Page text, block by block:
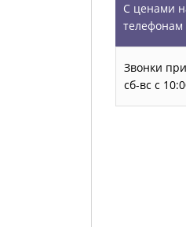
С ценами
телефонам
Звонки
сб-вс с